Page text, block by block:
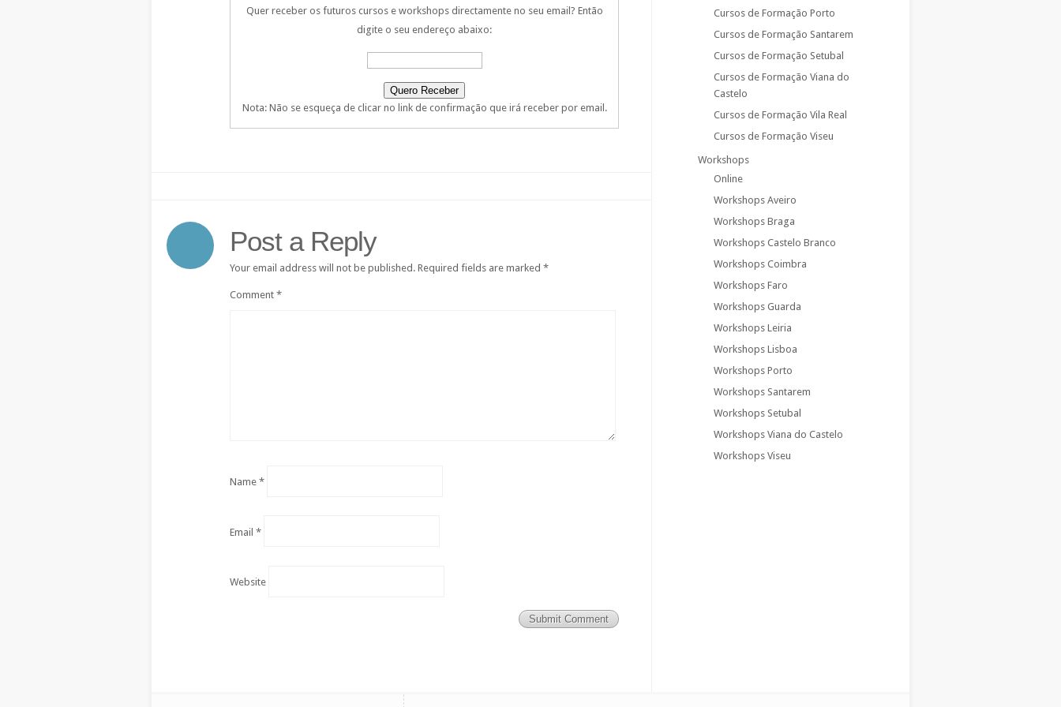
Quer receber os futuros cursos e workshops directamente no seu email? Então
digite o seu endereço abaixo:
Nota: Não se esqueça de clicar no link de confirmação que irá receber por email.
Post a Reply
Your email address will not be published. Required fields are marked *
Comment *
Name *
Email *
Website
Cursos de Formação Porto
Cursos de Formação Santarem
Cursos de Formação Setubal
Cursos de Formação Viana do
Castelo
Cursos de Formação Vila Real
Cursos de Formação Viseu
Workshops
Online
Workshops Aveiro
Workshops Braga
Workshops Castelo Branco
Workshops Coimbra
Workshops Faro
Workshops Guarda
Workshops Leiria
Workshops Lisboa
Workshops Porto
Workshops Santarem
Workshops Setubal
Workshops Viana do Castelo
Workshops Viseu